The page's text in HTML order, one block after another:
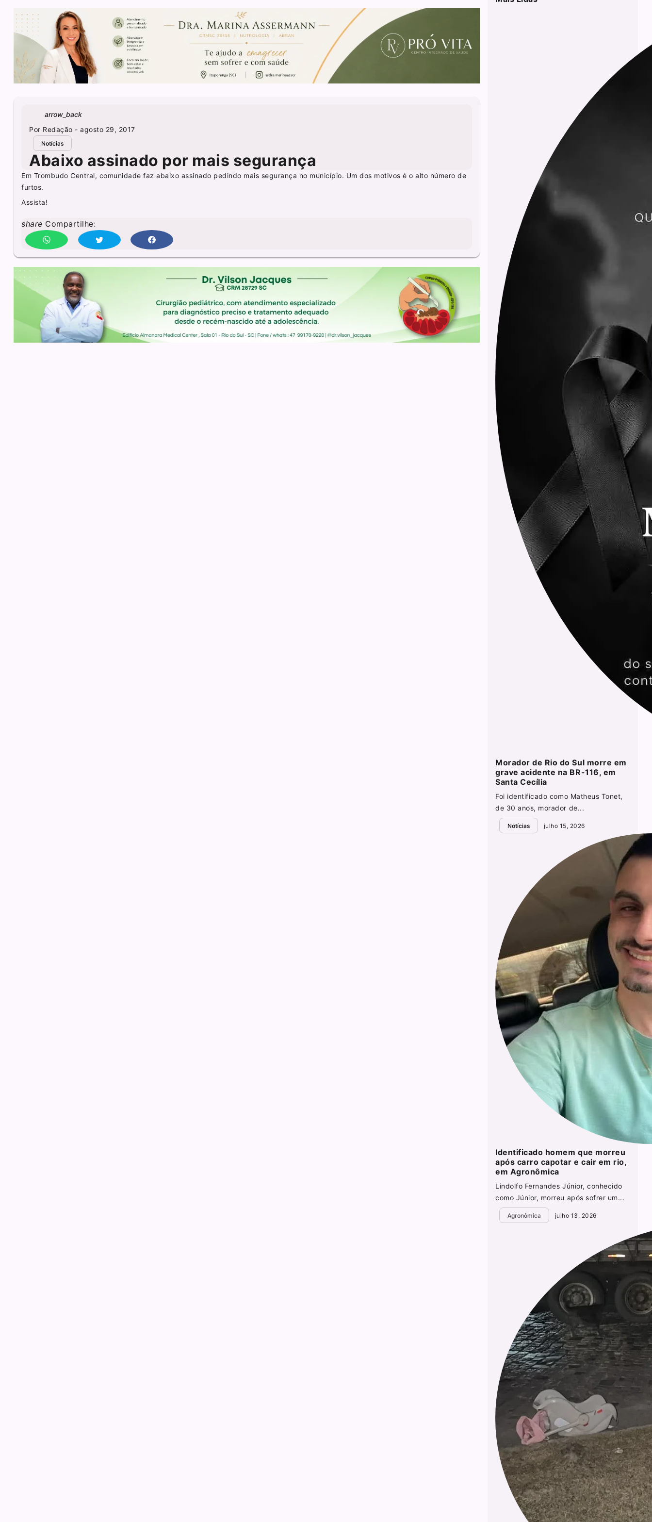
arrow_back
Por Redação - agosto 29, 2017
Notícias
Abaixo assinado por mais segurança
Em Trombudo Central, comunidade faz abaixo assinado pedindo mais segurança no município. Um dos motivos é o alto número de
furtos.
Assista!
share Compartilhe:
Morador de Rio do Sul morre em
grave acidente na BR-116, em
Santa Cecília
Foi identificado como Matheus Tonet,
de 30 anos, morador de...
Notícias julho 15, 2026
Identificado homem que morreu
após carro capotar e cair em rio,
em Agronômica
Lindolfo Fernandes Júnior, conhecido
como Júnior, morreu após sofrer um...
Agronômica julho 13, 2026